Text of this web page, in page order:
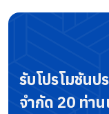
รับโปรโมชันป
จำกัด 20 ท่า